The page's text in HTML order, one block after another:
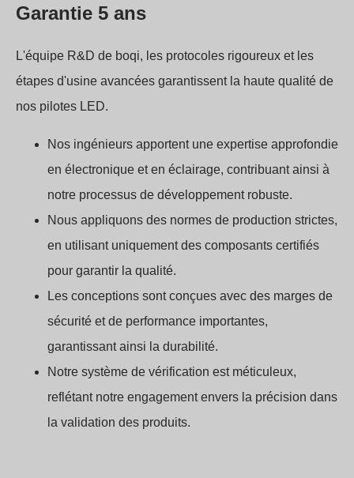
Garantie 5 ans
L'équipe R&D de boqi, les protocoles rigoureux et les
étapes d'usine avancées garantissent la haute qualité de
nos pilotes LED.
Nos ingénieurs apportent une expertise approfondie
en électronique et en éclairage, contribuant ainsi à
notre processus de développement robuste.
Nous appliquons des normes de production strictes,
en utilisant uniquement des composants certifiés
pour garantir la qualité.
Les conceptions sont conçues avec des marges de
sécurité et de performance importantes,
garantissant ainsi la durabilité.
Notre système de vérification est méticuleux,
reflétant notre engagement envers la précision dans
la validation des produits.